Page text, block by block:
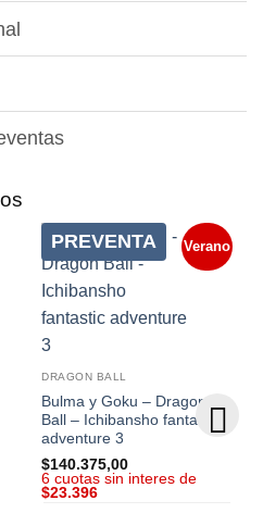
PREVENTA Verano
DRAGON BALL
Bulma y Goku – Dragon
Ball – Ichibansho fantastic
adventure 3
$140.375,00
6 cuotas sin interes de
$23.396